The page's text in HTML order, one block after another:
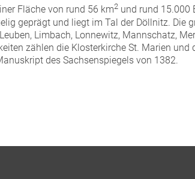
Fläche von rund 56 km2 und rund 15.000
geprägt und liegt im Tal der Döllnitz. Die
Limbach, Lonnewitz, Mannschatz,
zählen die Klosterkirche St. Marien
des Sachsenspiegels von 1382.